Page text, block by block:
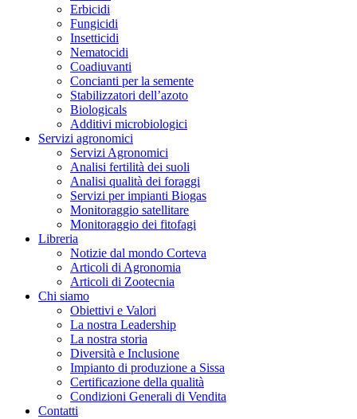
Erbicidi
Fungicidi
Insetticidi
Nematocidi
Coadiuvanti
Concianti per la semente
Stabilizzatori dell’azoto
Biologicals
Additivi microbiologici
Servizi agronomici
Servizi Agronomici
Analisi fertilità dei suoli
Analisi qualità dei foraggi
Servizi per impianti Biogas
Monitoraggio satellitare
Monitoraggio dei fitofagi
Libreria
Notizie dal mondo Corteva
Articoli di Agronomia
Articoli di Zootecnia
Chi siamo
Obiettivi e Valori
La nostra Leadership
La nostra storia
Diversità e Inclusione
Impianto di produzione a Sissa
Certificazione della qualità
Condizioni Generali di Vendita
Contatti